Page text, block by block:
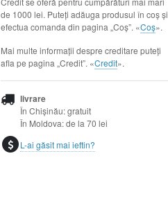
de 1000 lei. Puteți adăuga produsul în coș și
efectua comanda din pagina „Coș”. «Coș».
Mai multe informații despre creditare puteți
afla pe pagina „Credit”. «Credit».
livrare
În Chișinău: gratuit
În Moldova: de la 70 lei
L-ai găsit mai ieftin?